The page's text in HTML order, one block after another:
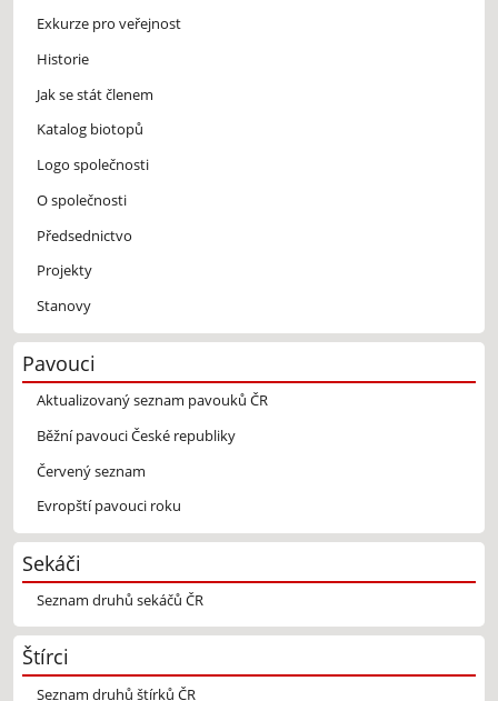
Exkurze pro veřejnost
Historie
Jak se stát členem
Katalog biotopů
Logo společnosti
O společnosti
Předsednictvo
Projekty
Stanovy
Pavouci
Aktualizovaný seznam pavouků ČR
Běžní pavouci České republiky
Červený seznam
Evropští pavouci roku
Sekáči
Seznam druhů sekáčů ČR
Štírci
Seznam druhů štírků ČR